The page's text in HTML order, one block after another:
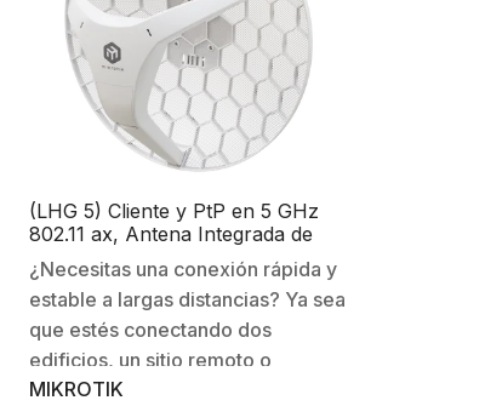
(LHG 5) Cliente y PtP en 5 GHz
802.11 ax, Antena Integrada de
24.5dBi, Hasta 316mW de
Potencia.
¿Necesitas una conexión rápida y
estable a largas distancias? Ya sea
que estés conectando dos
edificios, un sitio remoto o
compartiendo internet con
MIKROTIK